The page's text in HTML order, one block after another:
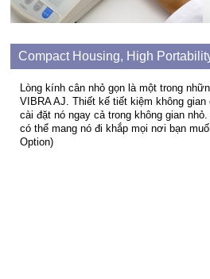
Compact Housing, High
Lòng kính cân nhỏ gọn là một trong
VIBRA AJ. Thiết kế tiết kiệm không gian
cài đặt nó ngay cả trong không gian
có thể mang nó đi khắp mọi nơi bạn
Option)